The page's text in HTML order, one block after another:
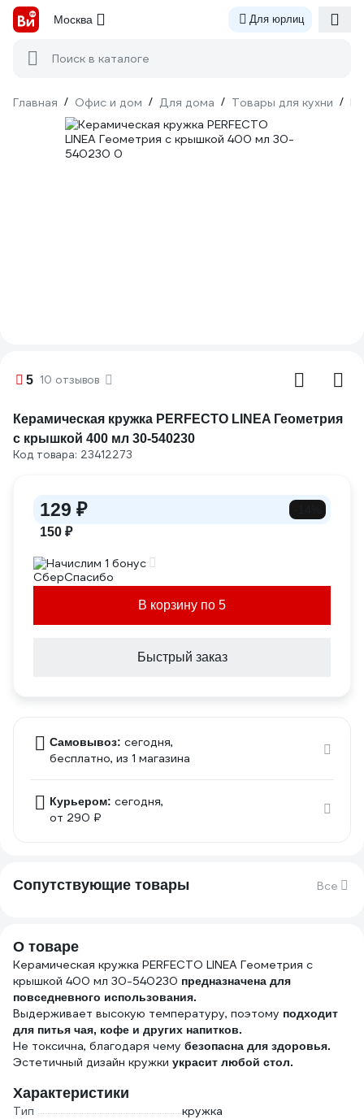
Москва Для юрлиц
Поиск в каталоге
Главная / Офис и дом / Для дома / Товары для кухни /
5 10 отзывов
Керамическая кружка PERFECTO LINEA Геометрия
с крышкой 400 мл 30-540230
Код товара: 23412273
129 ₽
150 ₽
Начислим 1 бонус
В корзину по 5
Быстрый заказ
Самовывоз: сегодня,
бесплатно, из 1 магазина
Курьером: сегодня,
от 290 ₽
Сопутствующие товары Все
О товаре
Керамическая кружка PERFECTO LINEA Геометрия с
крышкой 400 мл 30-540230 предназначена для
повседневного использования.
Выдерживает высокую температуру, поэтому подходит
для питья чая, кофе и других напитков.
Не токсична, благодаря чему безопасна для здоровья.
Эстетичный дизайн кружки украсит любой стол.
Характеристики
Тип
кружка